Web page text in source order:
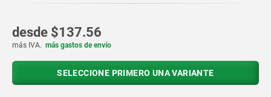
desde $137.56
más IVA. más gastos de envío
SELECCIONE PRIMERO UNA VARIANTE